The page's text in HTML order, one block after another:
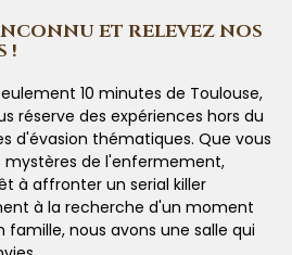
ET RELEVEZ NOS
!
10 minutes de Toulouse,
réserve des expériences hors du
d'évasion thématiques. Que vous
mystères de l'enfermement,
à affronter un serial killer
à la recherche d'un moment
nous avons une salle qui